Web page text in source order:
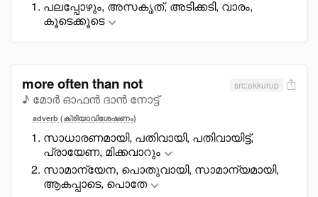
പലപ്പോഴും, അസകൃത്, അടിക്കടി, വാരം,
കൂടെക്കൂടെ
more often than not
♪ മോർ ഓഫൻ ദാൻ നോട്ട്
src:ekkurup
adverb (ക്രിയാവിശേഷണം)
സാധാരണമായി, പതിവായി, പതിവായിട്ട്,
പ്രായേണ, മിക്കവാറും
സാമാന്യേന, പൊതുവായി, സാമാന്യമായി,
ആകപ്പാടെ, പൊതേ